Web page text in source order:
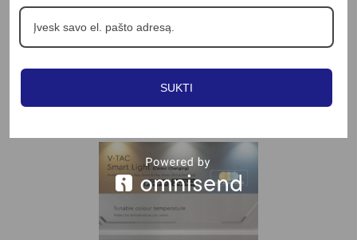
10W LED pakabinamas šviestuvas, juodu korpusu,
Peržiūrėti
SUKTI